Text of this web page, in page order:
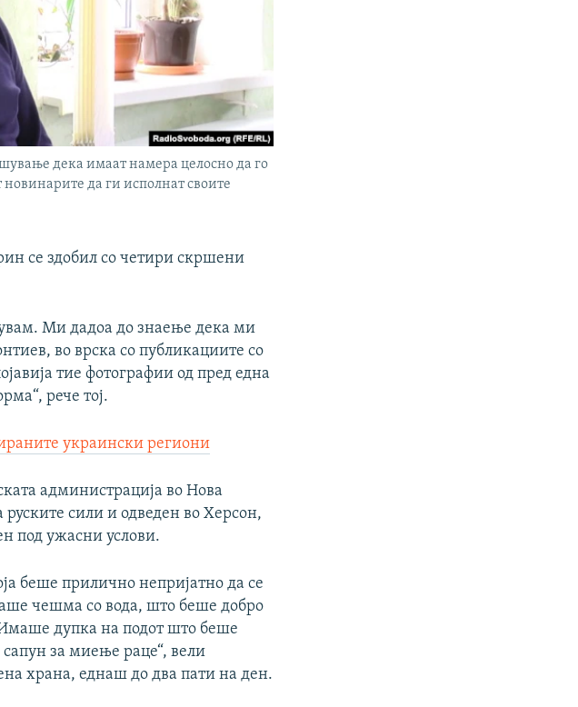
дека имаат намера целосно да го
да ги исполнат своите
се здобил со четири скршени
Ми дадоа до знаење дека ми
во врска со публикациите со
тие фотографии од пред една
рече тој.
украински региони
администрација во Нова
сили и одведен во Херсон,
под ужасни услови.
беше прилично непријатно да се
чешма со вода, што беше добро
дупка на подот што беше
за миење раце“, вели
храна, еднаш до два пати на ден.